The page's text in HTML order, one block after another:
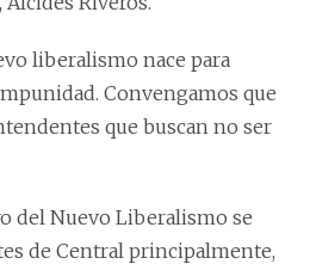
liberalismo nace para
Convengamos que
que buscan no ser
del Nuevo Liberalismo se
de Central principalmente,